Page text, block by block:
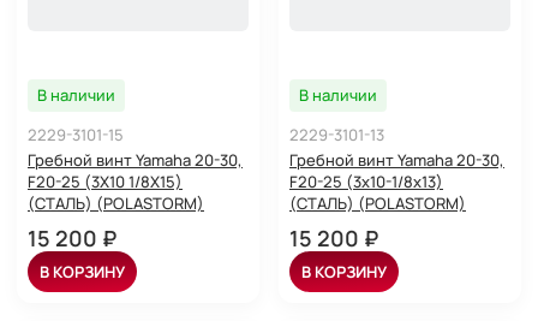
В наличии
2229-3101-15
Гребной винт Yamaha 20-30,
F20-25 (3X10 1/8X15)
(СТАЛЬ) (POLASTORM)
15 200 ₽
В КОРЗИНУ
В наличии
2229-3101-13
Гребной винт Yamaha 20-30,
F20-25 (3x10-1/8x13)
(СТАЛЬ) (POLASTORM)
15 200 ₽
В КОРЗИНУ